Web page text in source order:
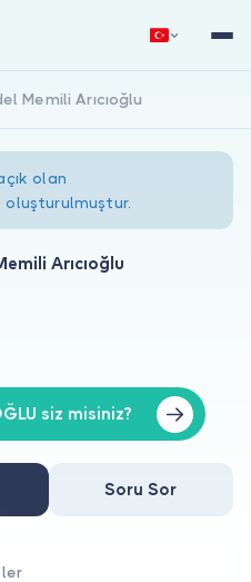
Giriş Yap
Memili Arıcıoğlu
olan
Arıcıoğlu
siz misiniz?
Soru Sor